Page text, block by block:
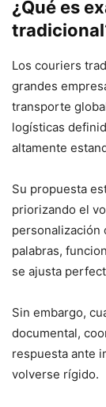
¿Qué es
Los couriers
grandes
transporte
logísticas
altamente
Su propuesta
priorizando el
personalización
palabras,
se ajusta
Sin embargo,
documental,
respuesta ante
volverse rígido.